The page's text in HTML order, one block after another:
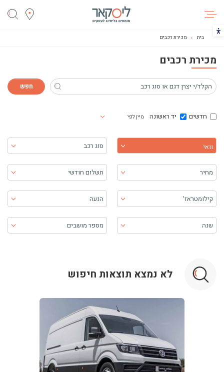
הכפתור משנה את צבעי הקונטרסט
ליסינג
בית מכירת רכבים
מכירת רכבים
חדשים יד ראשונה מיין לפי
בחר יצרן
וואי סוג רכב
מחיר תשלום חודשי
קילומטראז' הנעה
שנה מספר מושבים
לא נמצא תוצאות חיפוש